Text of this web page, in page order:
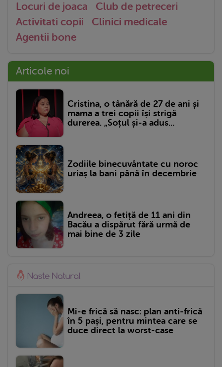
Locuri de joaca
Club de petreceri
Activitati copii
Clinici medicale
Agentii bone
Articole noi
Cristina, o tânără de 27 de ani și
mama a trei copii își strigă
durerea. „Soțul și-a adus...
Zodiile binecuvântate cu noroc
uriaș la bani până în decembrie
Andreea, o fetiță de 11 ani din
Bacău a dispărut fără urmă de
mai bine de 3 zile
Mi-e frică să nasc: plan anti-frică
în 5 pași, pentru mintea care se
duce direct la worst-case